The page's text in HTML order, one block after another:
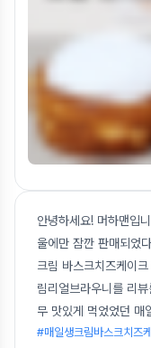
안녕하세요! 머하맨입
울에만 잠깐 판매되었
크림 바스크치즈케이
림리얼브라우니를 리
무 맛있게 먹었었던 매
#매일생크림바스크치즈